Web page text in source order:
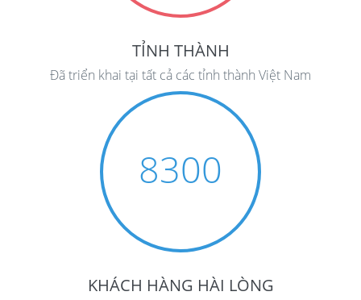
TỈNH THÀNH
Đã triển khai tại tất cả các tỉnh thành Việt Nam
8300
KHÁCH HÀNG HÀI LÒNG